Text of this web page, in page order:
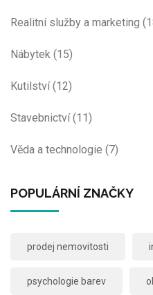
Realitní služby a marketing
Nábytek (15)
Kutilství(12)
Stavebnictví(11)
Věda a technologie (7)
POPULÁRNÍ ZNAČKY
prodej nemovitosti
psychologie barev